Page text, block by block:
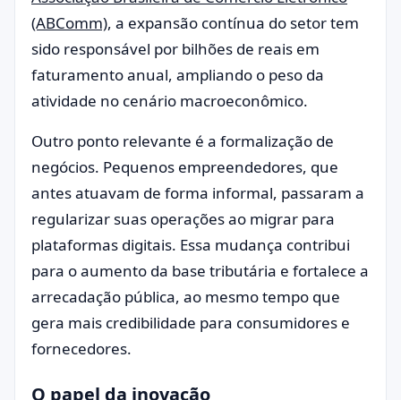
(ABComm), a expansão contínua do setor tem
sido responsável por bilhões de reais em
faturamento anual, ampliando o peso da
atividade no cenário macroeconômico.
Outro ponto relevante é a formalização de
negócios. Pequenos empreendedores, que
antes atuavam de forma informal, passaram a
regularizar suas operações ao migrar para
plataformas digitais. Essa mudança contribui
para o aumento da base tributária e fortalece a
arrecadação pública, ao mesmo tempo que
gera mais credibilidade para consumidores e
fornecedores.
O papel da inovação